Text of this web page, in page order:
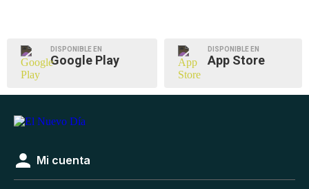
DISPONIBLE EN
Google Play
DISPONIBLE EN
App Store
Mi cuenta